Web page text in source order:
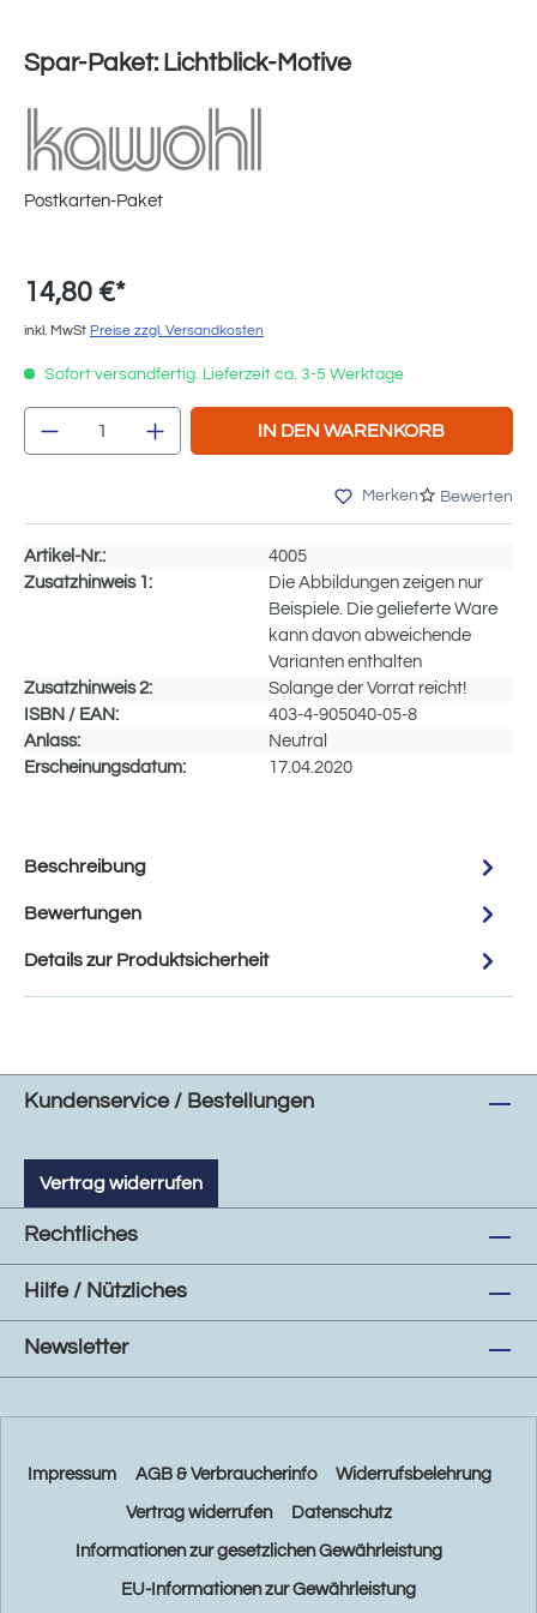
Spar-Paket: Lichtblick-Motive
Postkarten-Paket
14,80 €*
inkl. MwSt Preise zzgl. Versandkosten
Sofort versandfertig. Lieferzeit ca. 3-5 Werktage
Produkt Anzahl: Gib den gewünschten
IN DEN WARENKORB
Merken Bewerten
Artikel-Nr.:
4005
Zusatzhinweis 1:
Die Abbildungen zeigen nur
Beispiele. Die gelieferte Ware
kann davon abweichende
Varianten enthalten
Zusatzhinweis 2:
Solange der Vorrat reicht!
ISBN / EAN:
403-4-905040-05-8
Anlass:
Neutral
Erscheinungsdatum:
17.04.2020
Beschreibung
Bewertungen
Details zur Produktsicherheit
Kundenservice / Bestellungen
Vertrag widerrufen
Rechtliches
Hilfe / Nützliches
Newsletter
Impressum AGB & Verbraucherinfo Widerrufsbelehrung
Vertrag widerrufen Datenschutz
Informationen zur gesetzlichen Gewährleistung
EU-Informationen zur Gewährleistung